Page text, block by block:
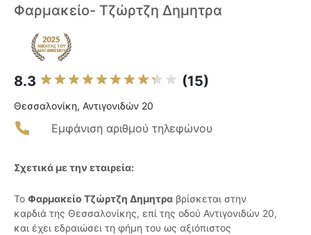
Φαρμακείο- Τζώρτζη Δημητρα
8.3 (15)
Θεσσαλονίκη, Αντιγονιδών 20
Εμφάνιση αριθμού τηλεφώνου
Σχετικά με την εταιρεία:
Το Φαρμακείο Τζώρτζη Δημητρα βρίσκεται στην
καρδιά της Θεσσαλονίκης, επί της οδού Αντιγονιδών 20,
και έχει εδραιώσει τη φήμη του ως αξιόπιστος